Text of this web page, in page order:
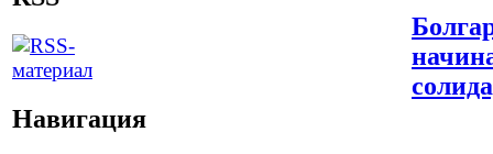
Навигация